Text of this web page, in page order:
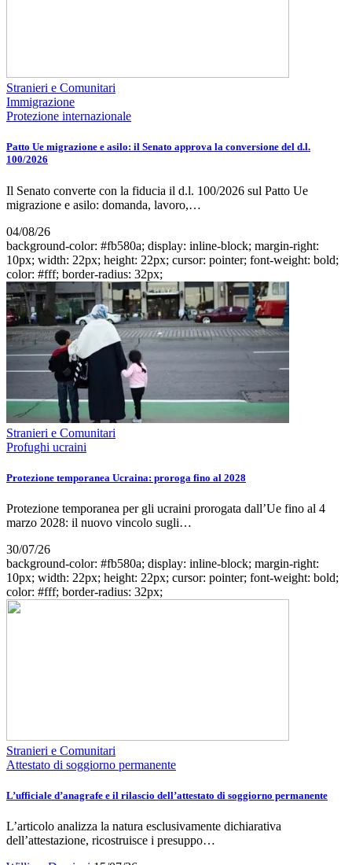
Stranieri e Comunitari
Immigrazione
Protezione internazionale
Patto Ue migrazione e asilo: il Senato approva la conversione del d.l.
100/2026
Il Senato converte con la fiducia il d.l. 100/2026 sul Patto Ue
migrazione e asilo: domanda, lavoro,…
04/08/26
background-color: #fb580a; display: inline-block; margin-right:
10px; width: 22px; height: 22px; cursor: pointer; font-weight: bold;
color: #fff; border-radius: 32px;
Stranieri e Comunitari
Profughi ucraini
Protezione temporanea Ucraina: proroga fino al 2028
Protezione temporanea per gli ucraini prorogata dall’Ue fino al 4
marzo 2028: il nuovo vincolo sugli…
30/07/26
background-color: #fb580a; display: inline-block; margin-right:
10px; width: 22px; height: 22px; cursor: pointer; font-weight: bold;
color: #fff; border-radius: 32px;
Stranieri e Comunitari
Attestato di soggiorno permanente
L’ufficiale d’anagrafe e il rilascio dell’attestato di soggiorno permanente
L’articolo analizza la natura esclusivamente dichiarativa
dell’attestazione, ricostruisce i presuppo…